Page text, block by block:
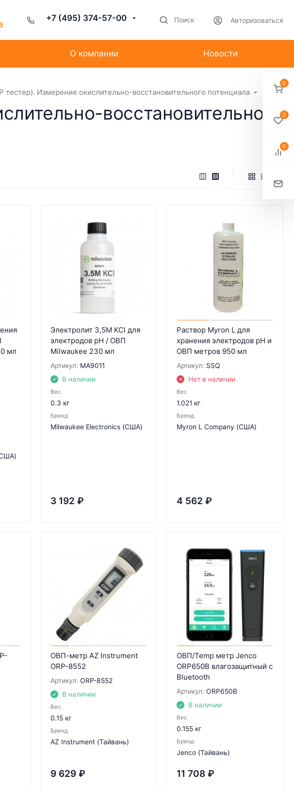
+7 (495) 374-57-00 Поиск Авторизоваться
О компании Новости
тестер). Измерение окислительно-восстановительного потенциала
восстановительного
мл
Электролит 3,5M KCl для
электродов pH / ОВП
Milwaukee 230 мл
Артикул: MA9011
В наличии
Вес
0.3 кг
Бренд
Milwaukee Electronics (США)
3 192 ₽
Раствор Myron L для
хранения электродов pH и
ОВП метров 950 мл
Артикул: SSQ
Нет в наличии
Вес
1.021 кг
Бренд
Myron L Company (США)
4 562 ₽
ОВП-метр AZ Instrument
ORP-8552
Артикул: ORP-8552
В наличии
Вес
0.15 кг
Бренд
AZ Instrument (Тайвань)
9 629 ₽
ОВП/Temp метр Jenco
ORP650B влагозащитный с
Bluetooth
Артикул: ORP650B
В наличии
Вес
0.155 кг
Бренд
Jenco (Тайвань)
11 708 ₽
0
0
0